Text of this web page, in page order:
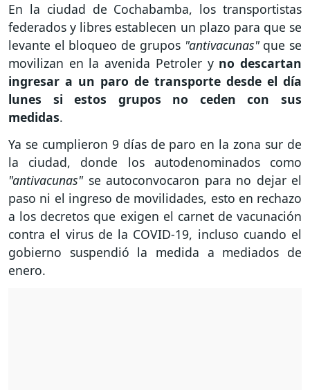
En la ciudad de Cochabamba, los transportistas
federados y libres establecen un plazo para que se
levante el bloqueo de grupos"antivacunas"que se
movilizan en la avenida Petroler y no descartan
ingresar a un paro de transporte desde el día
lunes si estos grupos no ceden con sus
medidas.
Ya se cumplieron 9 días de paro en la zona sur de
la ciudad, donde los autodenominados como
"antivacunas" se autoconvocaron para no dejar el
paso ni el ingreso de movilidades, esto en rechazo
a los decretos que exigen el carnet de vacunación
contra el virus de la COVID-19, incluso cuando el
gobierno suspendió la medida a mediados de
enero.